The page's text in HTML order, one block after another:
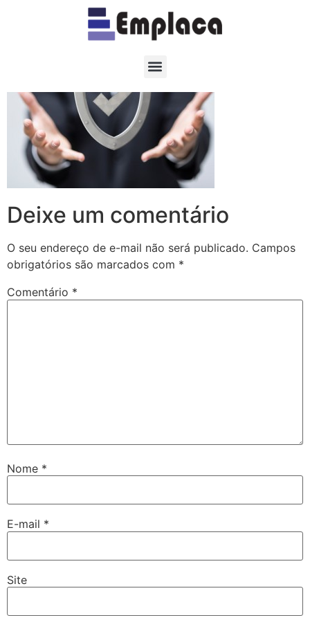
shield
Deixe um comentário
O seu endereço de e-mail não será publicado. Campos
obrigatórios são marcados com *
Comentário *
Nome *
E-mail *
Site